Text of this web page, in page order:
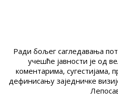
Ради бољег сагледавања
учешће јавности је од
коментарима, сугестијама,
дефинисању заједничке